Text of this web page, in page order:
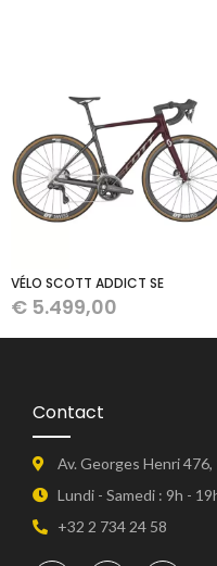
VÉLO SCOTT ADDICT SE
€ 5.499,00
Contact
Av. Georges Henri
Lundi - Samedi : 9h -
+32 2 734 24 58